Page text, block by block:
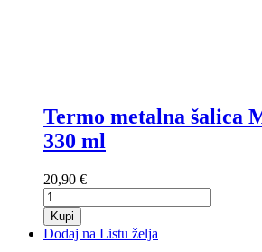
Termo metalna šalica
330 ml
20,90 €
Kupi
Dodaj na Listu želja